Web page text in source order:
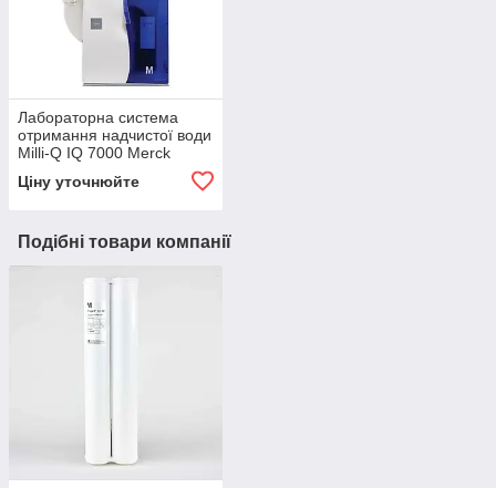
Лабораторна система
отримання надчистої води
Milli-Q IQ 7000 Merck
Millipore (вода Тип 1 та 3)
Ціну уточнюйте
Подібні товари компанії